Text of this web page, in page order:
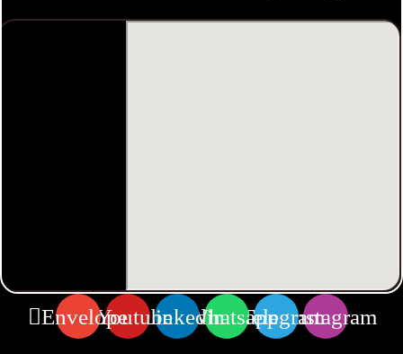
Instagram
Telegram
Whatsapp
Linkedin
Youtube
Envelope